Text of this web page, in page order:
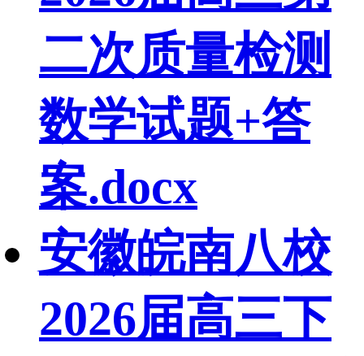
二次质量检测
数学试题+答
案.docx
安徽皖南八校
2026届高三下